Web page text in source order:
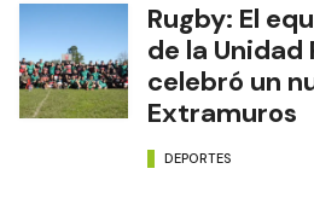
Rugby: El
de la Unidad
celebró un
Extramuros
DEPORTES